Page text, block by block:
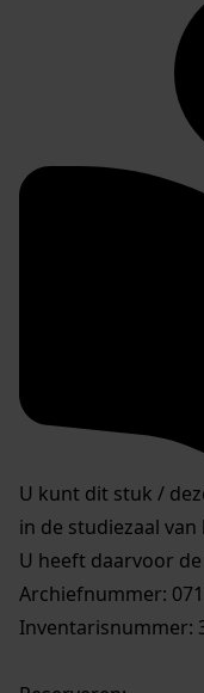
U kunt dit stuk /
in de studiezaal van
U heeft daarvoor
Archiefnummer:
Inventarisnummer: